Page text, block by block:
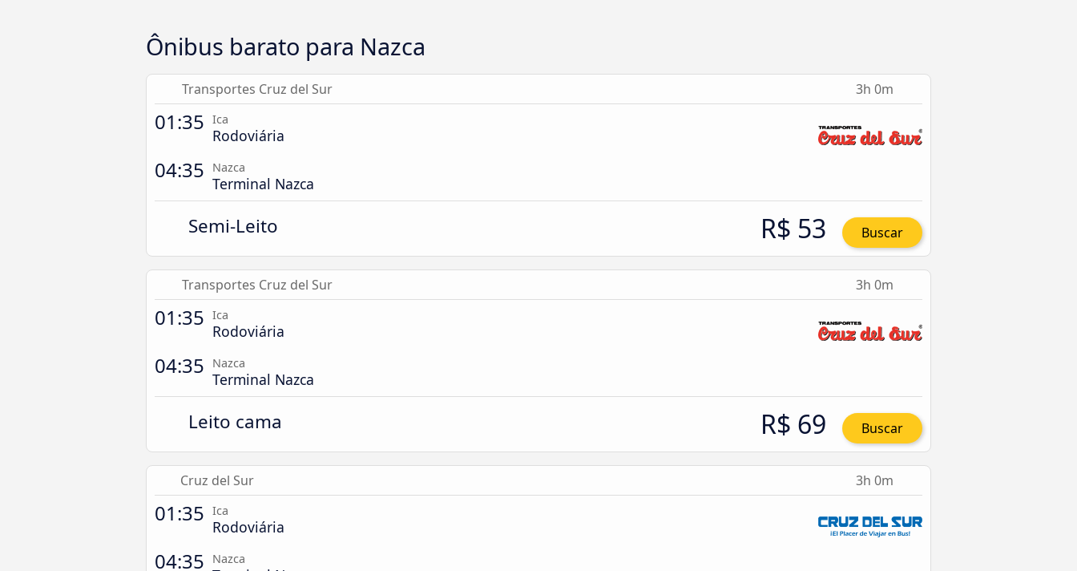
Ônibus barato para Nazca
Transportes Cruz del Sur 3h 0m
01:35 Ica
Rodoviária
04:35 Nazca
Terminal Nazca
Semi-Leito R$ 53 Buscar
Transportes Cruz del Sur 3h 0m
01:35 Ica
Rodoviária
04:35 Nazca
Terminal Nazca
Leito cama R$ 69 Buscar
Cruz del Sur 3h 0m
01:35 Ica
Rodoviária
04:35 Nazca